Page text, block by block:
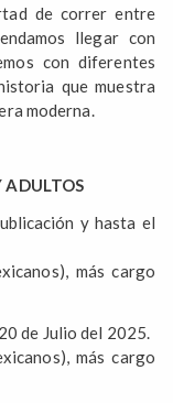
de correr entre
llegar con
con diferentes
que muestra
moderna.
ADULTOS
y hasta el
más cargo
de Julio del 2025.
más cargo